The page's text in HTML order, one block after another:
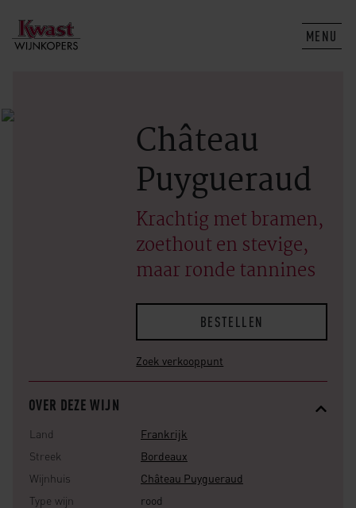
MENU
Château
Puygueraud
Krachtig met bramen,
zoethout en stevige,
maar ronde tannines
BESTELLEN
Zoek verkooppunt
OVER DEZE WIJN
Land
Frankrijk
Streek
Bordeaux
Wijnhuis
Château Puygueraud
Type wijn
rood